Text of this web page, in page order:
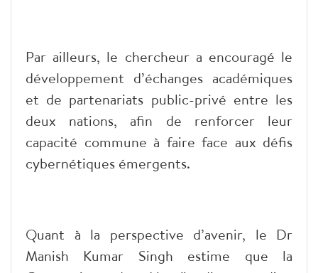
Par ailleurs, le chercheur a encouragé le
développement d’échanges académiques
et de partenariats public-privé entre les
deux nations, afin de renforcer leur
capacité commune à faire face aux défis
cybernétiques émergents.
Quant à la perspective d’avenir, le Dr
Manish Kumar Singh estime que la